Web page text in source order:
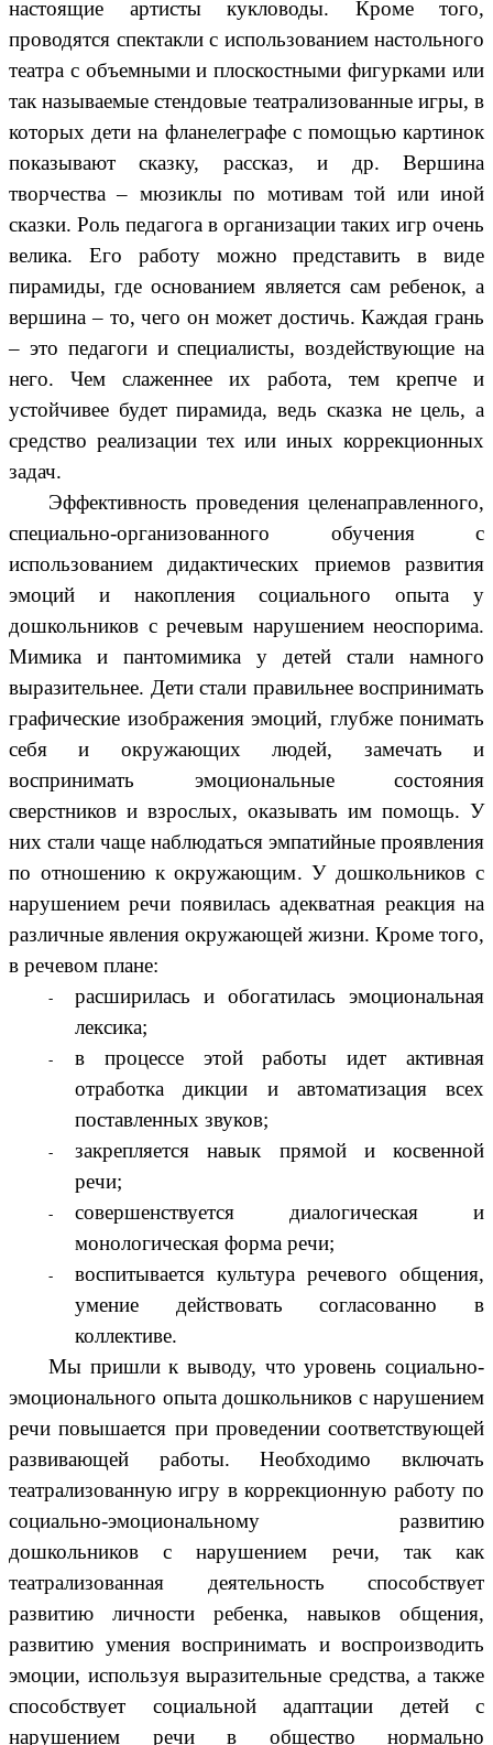
настоящие артисты кукловоды. Кроме того,
проводятся спектакли с использованием настольного
театра с объемными и плоскостными фигурками или
так называемые стендовые театрализованные игры, в
которых дети на фланелеграфе с помощью картинок
показывают сказку, рассказ, и др. Вершина
творчества – мюзиклы по мотивам той или иной
сказки. Роль педагога в организации таких игр очень
велика. Его работу можно представить в виде
пирамиды, где основанием является сам ребенок, а
вершина – то, чего он может достичь. Каждая грань
– это педагоги и специалисты, воздействующие на
него. Чем слаженнее их работа, тем крепче и
устойчивее будет пирамида, ведь сказка не цель, а
средство реализации тех или иных коррекционных
задач.
Эффективность проведения целенаправленного,
специально-организованного обучения с
использованием дидактических приемов развития
эмоций и накопления социального опыта у
дошкольников с речевым нарушением неоспорима.
Мимика и пантомимика у детей стали намного
выразительнее. Дети стали правильнее воспринимать
графические изображения эмоций, глубже понимать
себя и окружающих людей, замечать и
воспринимать эмоциональные состояния
сверстников и взрослых, оказывать им помощь. У
них стали чаще наблюдаться эмпатийные проявления
по отношению к окружающим. У дошкольников с
нарушением речи появилась адекватная реакция на
различные явления окружающей жизни. Кроме того,
в речевом плане:
расширилась и обогатилась эмоциональная
лексика;
в процессе этой работы идет активная
отработка дикции и автоматизация всех
поставленных звуков;
закрепляется навык прямой и косвенной
речи;
совершенствуется диалогическая и
монологическая форма речи;
воспитывается культура речевого общения,
умение действовать согласованно в
коллективе.
Мы пришли к выводу, что уровень социально-
эмоционального опыта дошкольников с нарушением
речи повышается при проведении соответствующей
развивающей работы. Необходимо включать
театрализованную игру в коррекционную работу по
социально-эмоциональному развитию
дошкольников с нарушением речи, так как
театрализованная деятельность способствует
развитию личности ребенка, навыков общения,
развитию умения воспринимать и воспроизводить
эмоции, используя выразительные средства, а также
способствует социальной адаптации детей с
нарушением речи в общество нормально